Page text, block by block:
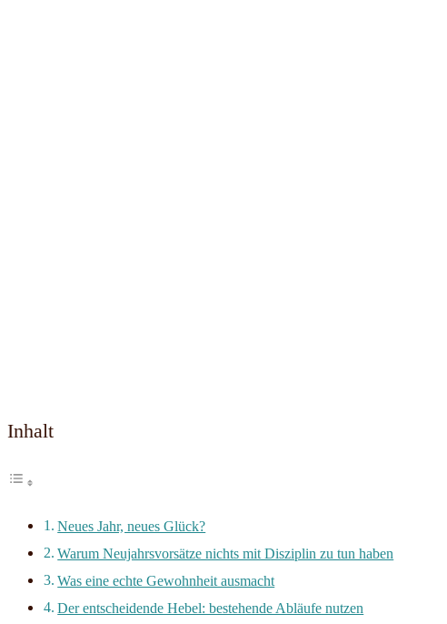
Inhalt
Neues Jahr, neues Glück?
Warum Neujahrsvorsätze nichts mit Disziplin zu tun haben
Was eine echte Gewohnheit ausmacht
Der entscheidende Hebel: bestehende Abläufe nutzen